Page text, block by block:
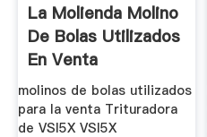
La Molienda Molino
De Bolas Utilizados
En Venta
molinos de bolas utilizados
para la venta Trituradora
de VSI5X VSI5X